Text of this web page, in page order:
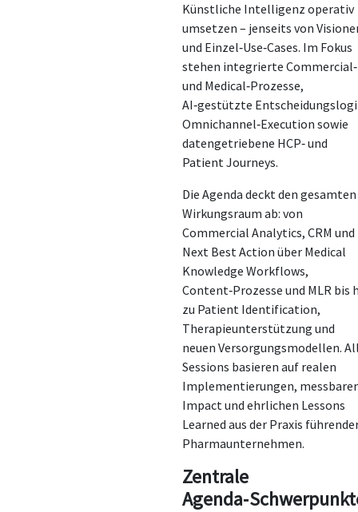
Künstliche Intelligenz operativ
umsetzen – jenseits von
und Einzel‑Use‑Cases. Im Fokus
stehen integrierte Commercial‑
und Medical‑Prozesse,
AI‑gestützte
Omnichannel‑Execution sowie
datengetriebene HCP‑ und
Patient Journeys.
Die Agenda deckt den gesamten
Wirkungsraum ab: von
Commercial Analytics, CRM und
Next Best Action über Medical
Knowledge Workflows,
Content‑Prozesse und MLR bis
zu Patient Identification,
Therapieunterstützung und
neuen Versorgungsmodellen.
Sessions basieren auf realen
Implementierungen,
Impact und ehrlichen Lessons
Learned aus der Praxis
Pharmaunternehmen.
Zentrale